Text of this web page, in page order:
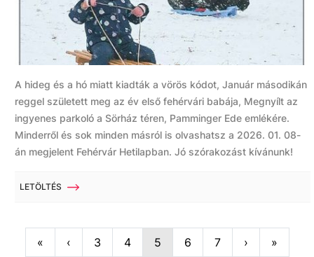
A hideg és a hó miatt kiadták a vörös kódot, Január másodikán
reggel született meg az év első fehérvári babája, Megnyílt az
ingyenes parkoló a Sörház téren, Pamminger Ede emlékére.
Minderről és sok minden másról is olvashatsz a 2026. 01. 08-
án megjelent Fehérvár Hetilapban. Jó szórakozást kívánunk!
LETÖLTÉS
«First ‹Previous
3 4 5 6 7 ›Next»Last